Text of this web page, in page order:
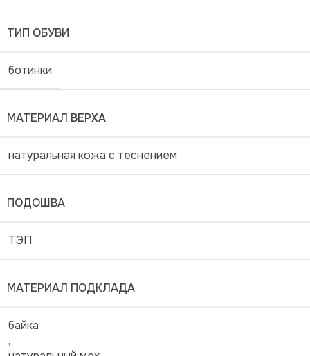
ТИП ОБУВИ
ботинки
МАТЕРИАЛ ВЕРХА
натуральная кожа с теснением
ПОДОШВА
ТЭП
МАТЕРИАЛ ПОДКЛАДА
байка
,